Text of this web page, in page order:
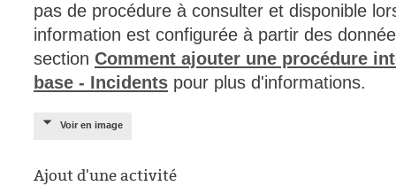
pas de procédure à consulter et disponible
information est configurée à partir des
section Comment ajouter une procédure
base - Incidents pour plus d'informations.
Voir en image
Ajout d'une activité